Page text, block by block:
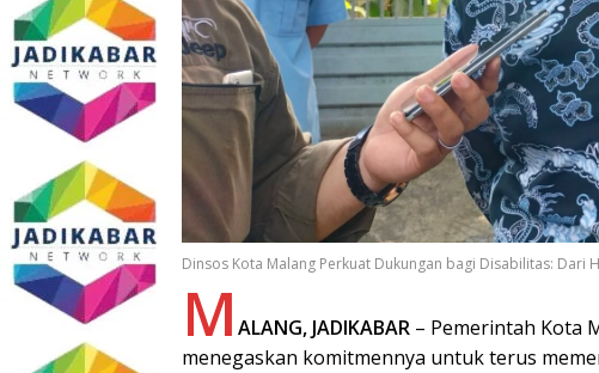
Dinsos Kota Malang Perkuat Dukungan bagi Disabilitas: Dari
M ALANG, JADIKABAR – Pemerintah Kota
menegaskan komitmennya untuk terus